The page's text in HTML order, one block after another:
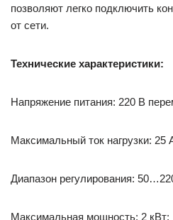
позволяют легко подключить
от сети.
Технические характеристики:
Напряжение питания: 220 В
Максимальный ток нагрузки: 25
Диапазон регулирования:
Максимальная мощность: 2 кВт;